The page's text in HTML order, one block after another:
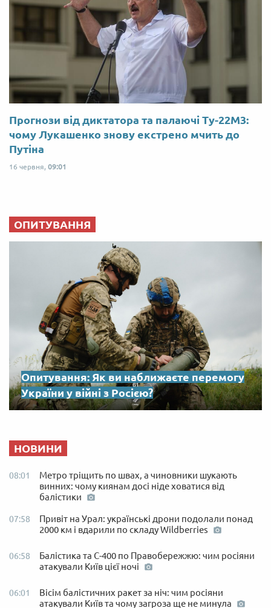
Прогнози від диктатора та палаючі Ту-22М3:
чому Лукашенко знову екстрено мчить до
Путіна
16 червня, 09:01
ОПИТУВАННЯ
Опитування: Як ви наближаєте перемогу
України у війні з Росією?
НОВИНИ
08:01
Метро тріщить по швах, а чиновники шукають
винних: чому киянам досі ніде ховатися від
балістики
07:58
Привіт на Урал: українські дрони подолали понад
2000 км і вдарили по складу Wildberries
06:58
Балістика та С-400 по Правобережжю: чим росіяни
атакували Київ цієї ночі
06:01
Вісім балістичних ракет за ніч: чим росіяни
атакували Київ та чому загроза ще не минула